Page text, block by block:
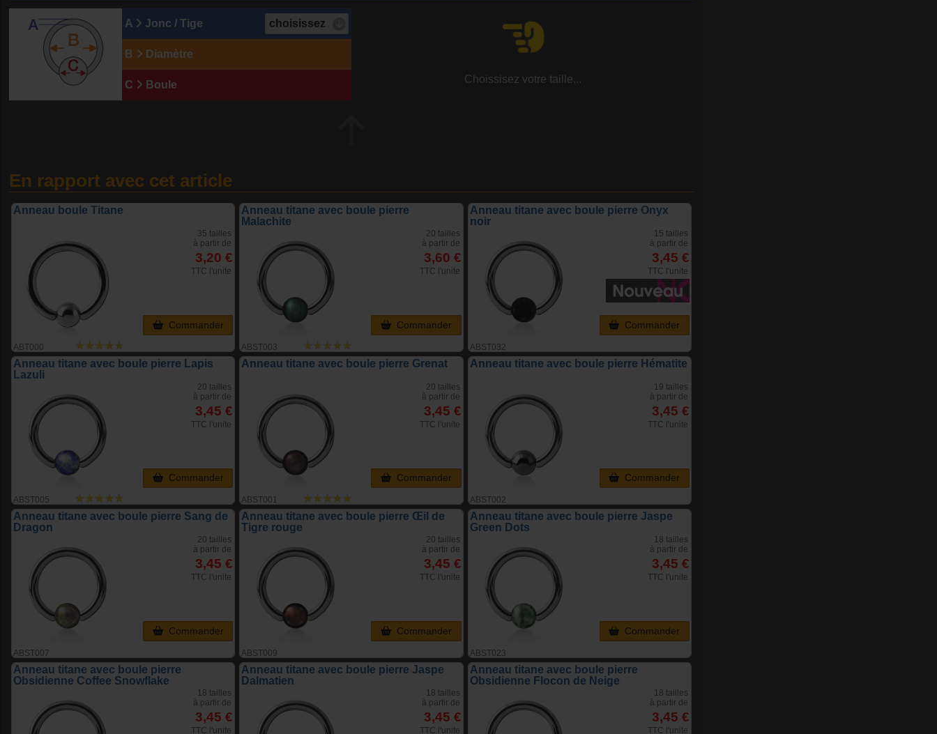
A Jonc / Tige
B Diamètre
C Boule Choissisez votre taille...
En rapport avec cet article
Anneau boule Titane
ABT000
35 tailles
à partir de
3,20 €
TTC l'unite
Commander
Anneau titane avec boule pierre
Malachite
ABST003
20 tailles
à partir de
3,60 €
TTC l'unite
Commander
Anneau titane avec boule pierre Onyx
noir
ABST032
15 tailles
à partir de
3,45 €
TTC l'unite
Commander
Anneau titane avec boule pierre Lapis
Lazuli
ABST005
20 tailles
à partir de
3,45 €
TTC l'unite
Commander
Anneau titane avec boule pierre Grenat
ABST001
20 tailles
à partir de
3,45 €
TTC l'unite
Commander
Anneau titane avec boule pierre Hématite
ABST002
19 tailles
à partir de
3,45 €
TTC l'unite
Commander
Anneau titane avec boule pierre Sang de
Dragon
ABST007
20 tailles
à partir de
3,45 €
TTC l'unite
Commander
Anneau titane avec boule pierre Œil de
Tigre rouge
ABST009
20 tailles
à partir de
3,45 €
TTC l'unite
Commander
Anneau titane avec boule pierre Jaspe
Green Dots
ABST023
18 tailles
à partir de
3,45 €
TTC l'unite
Commander
Anneau titane avec boule pierre
Obsidienne Coffee Snowflake
18 tailles
à partir de
3,45 €
TTC l'unite
Anneau titane avec boule pierre Jaspe
Dalmatien
18 tailles
à partir de
3,45 €
TTC l'unite
Anneau titane avec boule pierre
Obsidienne Flocon de Neige
18 tailles
à partir de
3,45 €
TTC l'unite